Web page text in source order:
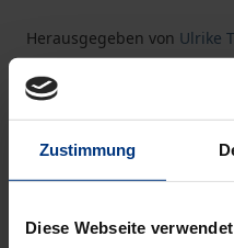
Zustimmung
Diese Webseite
Herausgegeben von Ulrike
Rombach, 1. Auflage 2001,
Das Werk ist Teil der Reihe
ISBN 978-3-96821-177-